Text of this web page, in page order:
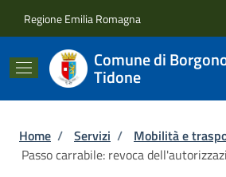
Regione Emilia Romagna
Comune di
Tidone
Briciole di pane
Home / Servizi / Mobilità e
Passo carrabile: revoca